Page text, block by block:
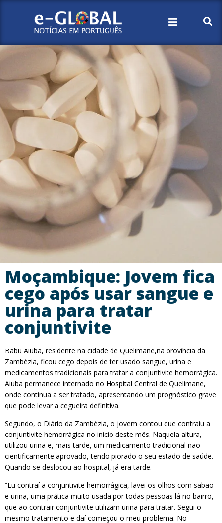
Moçambique: Jovem fica
cego após usar sangue e
urina para tratar
conjuntivite
Babu Aiuba, residente na cidade de Quelimane,na província da
Zambézia, ficou cego depois de ter usado sangue, urina e
medicamentos tradicionais para tratar a conjuntivite hemorrágica.
Aiuba permanece internado no Hospital Central de Quelimane,
onde continua a ser tratado, apresentando um prognóstico grave
que pode levar a cegueira definitiva.
Segundo, o Diário da Zambézia, o jovem contou que contraiu a
conjuntivite hemorrágica no início deste mês. Naquela altura,
utilizou urina e, mais tarde, um medicamento tradicional não
cientificamente aprovado, tendo piorado o seu estado de saúde.
Quando se deslocou ao hospital, já era tarde.
“Eu contraí a conjuntivite hemorrágica, lavei os olhos com sabão
e urina, uma prática muito usada por todas pessoas lá no bairro,
que ao contrair conjuntivite utilizam urina para tratar. Segui o
mesmo tratamento e daí começou o meu problema. No